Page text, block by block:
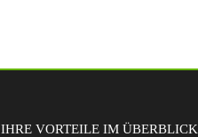
IHRE VORTEILE IM ÜBERBLICK